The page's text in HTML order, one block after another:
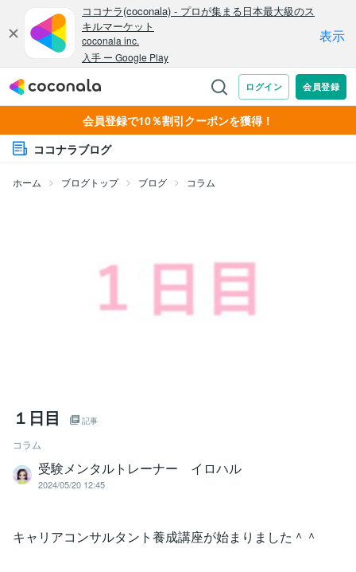
会員登録で10％割引クーポンを獲得！
ココナラブログ
ホーム ブログトップ ブログ コラム
１日目 記事
コラム
受験メンタルトレーナー イロハル
2024/05/20 12:45
キャリアコンサルタント養成講座が始まりました＾＾